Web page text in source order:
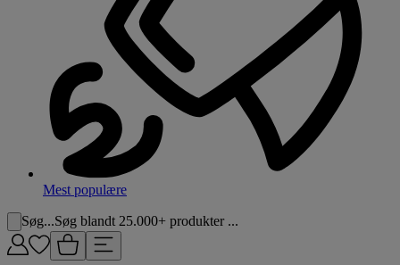
Mest populære
Søg...Søg blandt 25.000+ produkter ...